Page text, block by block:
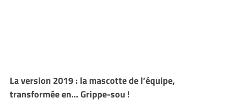
La version 2019 : la mascotte de l’équipe,
transformée en… Grippe-sou !